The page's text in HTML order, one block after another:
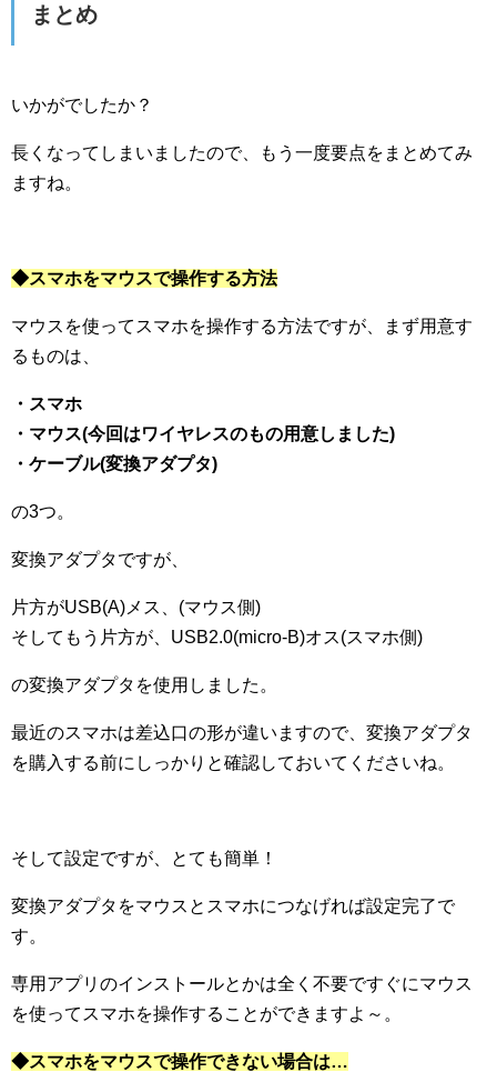
まとめ
いかがでしたか？
長くなってしまいましたので、もう一度要点をまとめてみ
ますね。
◆スマホをマウスで操作する方法
マウスを使ってスマホを操作する方法ですが、まず用意す
るものは、
・スマホ
・マウス(今回はワイヤレスのもの用意しました)
・ケーブル(変換アダプタ)
の3つ。
変換アダプタですが、
片方がUSB(A)メス、(マウス側)
そしてもう片方が、USB2.0(micro-B)オス(スマホ側)
の変換アダプタを使用しました。
最近のスマホは差込口の形が違いますので、変換アダプタ
を購入する前にしっかりと確認しておいてくださいね。
そして設定ですが、とても簡単！
変換アダプタをマウスとスマホにつなげれば設定完了で
す。
専用アプリのインストールとかは全く不要ですぐにマウス
を使ってスマホを操作することができますよ～。
◆スマホをマウスで操作できない場合は…